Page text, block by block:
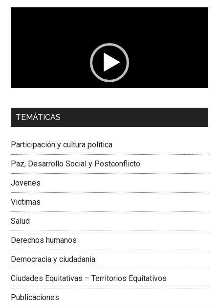
00:00 01:04
Dra. Carolina Corcho Mejía,Presidenta Corporación
Colombiana
TEMÁTICAS
Participación y cultura política
Paz, Desarrollo Social y Postconflicto
Jovenes
Victimas
Salud
Derechos humanos
Democracia y ciudadania
Ciudades Equitativas – Territorios Equitativos
Publicaciones